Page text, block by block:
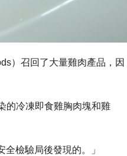
）召回了大量雞肉產品，因
的冷凍即食雞胸肉塊和雞
檢驗局後發現的。」